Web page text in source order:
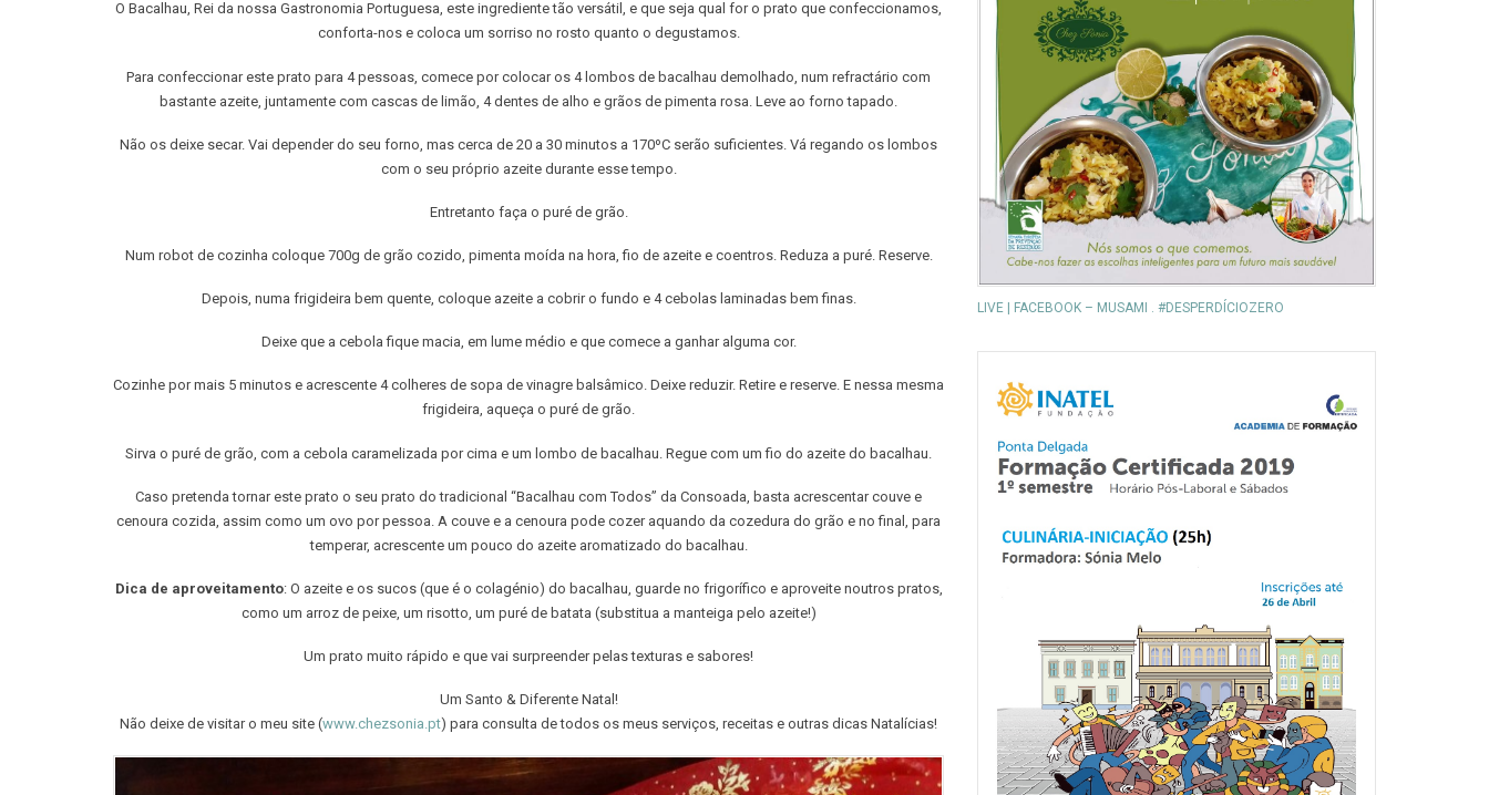
O Bacalhau, Rei da nossa Gastronomia Portuguesa, este ingrediente tão versátil, e que seja qual for o prato que confeccionamos,
conforta-nos e coloca um sorriso no rosto quanto o degustamos.
Para confeccionar este prato para 4 pessoas, comece por colocar os 4 lombos de bacalhau demolhado, num refractário com
bastante azeite, juntamente com cascas de limão, 4 dentes de alho e grãos de pimenta rosa. Leve ao forno tapado.
Não os deixe secar. Vai depender do seu forno, mas cerca de 20 a 30 minutos a 170ºC serão suficientes. Vá regando os lombos
com o seu próprio azeite durante esse tempo.
Entretanto faça o puré de grão.
Num robot de cozinha coloque 700g de grão cozido, pimenta moída na hora, fio de azeite e coentros. Reduza a puré. Reserve.
Depois, numa frigideira bem quente, coloque azeite a cobrir o fundo e 4 cebolas laminadas bem finas.
Deixe que a cebola fique macia, em lume médio e que comece a ganhar alguma cor.
Cozinhe por mais 5 minutos e acrescente 4 colheres de sopa de vinagre balsâmico. Deixe reduzir. Retire e reserve. E nessa mesma
frigideira, aqueça o puré de grão.
Sirva o puré de grão, com a cebola caramelizada por cima e um lombo de bacalhau. Regue com um fio do azeite do bacalhau.
Caso pretenda tornar este prato o seu prato do tradicional “Bacalhau com Todos” da Consoada, basta acrescentar couve e
cenoura cozida, assim como um ovo por pessoa. A couve e a cenoura pode cozer aquando da cozedura do grão e no final, para
temperar, acrescente um pouco do azeite aromatizado do bacalhau.
Dica de aproveitamento: O azeite e os sucos (que é o colagénio) do bacalhau, guarde no frigorífico e aproveite noutros pratos,
como um arroz de peixe, um risotto, um puré de batata (substitua a manteiga pelo azeite!)
Um prato muito rápido e que vai surpreender pelas texturas e sabores!
Um Santo & Diferente Natal!
Não deixe de visitar o meu site (www.chezsonia.pt) para consulta de todos os meus serviços, receitas e outras dicas Natalícias!
LIVE | FACEBOOK – MUSAMI . #DESPERDÍCIOZERO